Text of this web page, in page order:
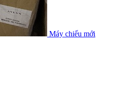
Máy chiếu mới